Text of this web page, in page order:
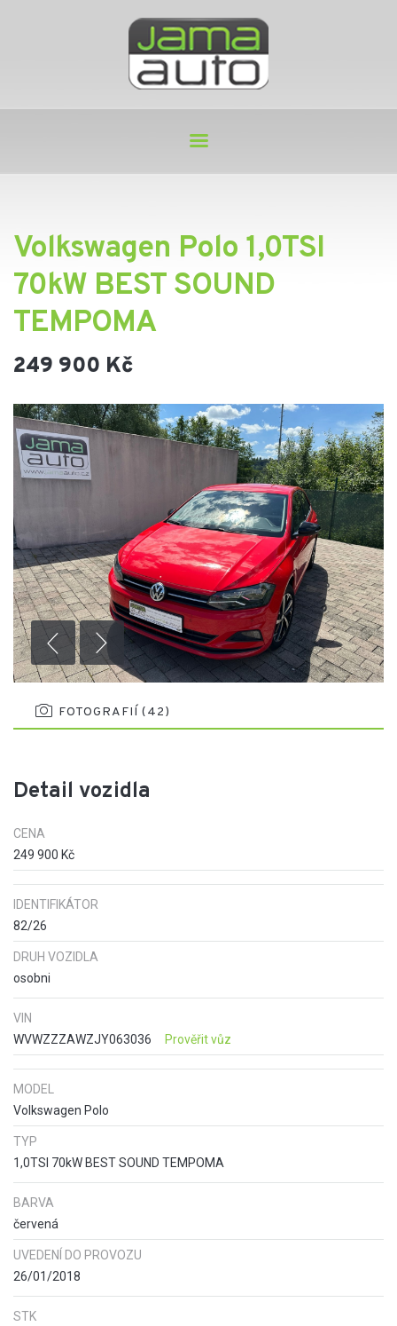
Volkswagen Polo 1,0TSI
70kW BEST SOUND
TEMPOMA
249 900 Kč
FOTOGRAFIÍ (42)
Detail vozidla
CENA
249 900 Kč
IDENTIFIKÁTOR
82/26
DRUH VOZIDLA
osobni
VIN
WVWZZZAWZJY063036
Prověřit vůz
MODEL
Volkswagen Polo
TYP
1,0TSI 70kW BEST SOUND TEMPOMA
BARVA
červená
UVEDENÍ DO PROVOZU
26/01/2018
STK